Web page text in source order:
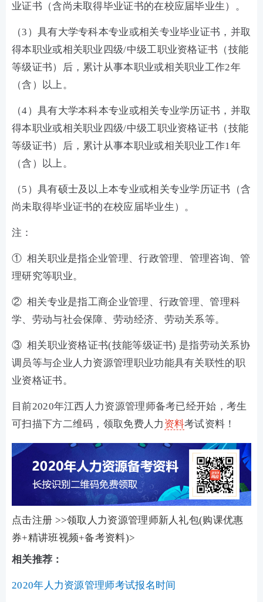
业证书（含尚未取得毕业证书的在校应届毕业生）。
（3）具有大学专科本专业或相关专业毕业证书，并取
得本职业或相关职业四级/中级工职业资格证书（技能
等级证书）后，累计从事本职业或相关职业工作2年
（含）以上。
（4）具有大学本科本专业或相关专业学历证书，并取
得本职业或相关职业四级/中级工职业资格证书（技能
等级证书）后，累计从事本职业或相关职业工作1年
（含）以上。
（5）具有硕士及以上本专业或相关专业学历证书（含
尚未取得毕业证书的在校应届毕业生）。
注：
① 相关职业是指企业管理、行政管理、管理咨询、管
理研究等职业。
② 相关专业是指工商企业管理、行政管理、管理科
学、劳动与社会保障、劳动经济、劳动关系等。
③ 相关职业资格证书(技能等级证书) 是指劳动关系协
调员等与企业人力资源管理职业功能具有关联性的职
业资格证书。
目前2020年江西人力资源管理师备考已经开始，考生
可扫描下方二维码，领取免费人力 资料考试资料！
点击注册 >>领取人力资源管理师新人礼包(购课优惠
券+精讲班视频+备考资料)>
相关推荐：
2020年人力资源管理师考试报名时间